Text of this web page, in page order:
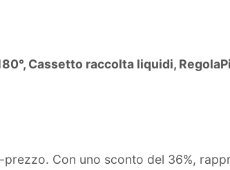
Cassetto raccolta liquidi,
Con uno sconto del 36%,